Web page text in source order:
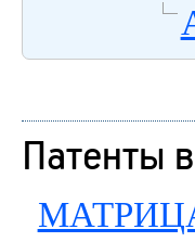
Патенты